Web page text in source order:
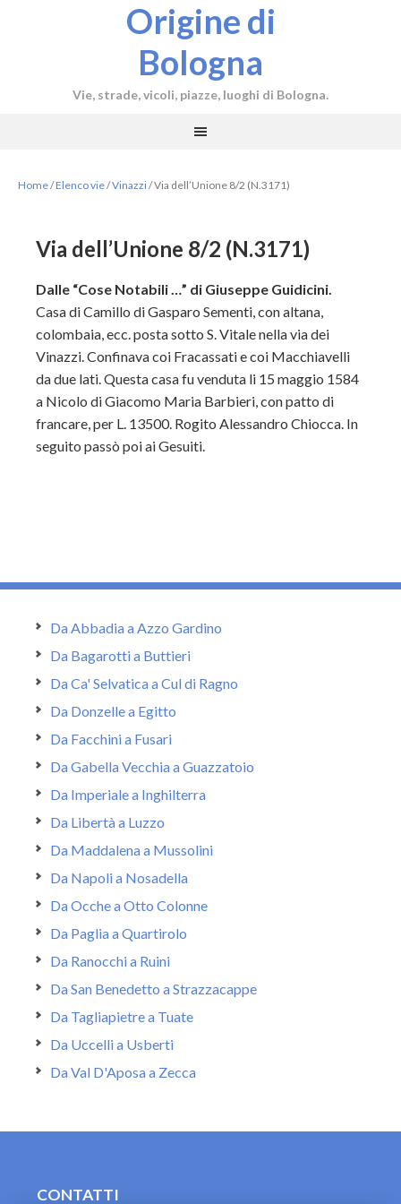
Origine di
Bologna
Vie, strade, vicoli, piazze, luoghi di Bologna.
Home/Elenco vie/Vinazzi/Via dell’Unione 8/2 (N.3171)
Via dell’Unione 8/2 (N.3171)
Dalle “Cose Notabili …” di Giuseppe Guidicini.
Casa di Camillo di Gasparo Sementi, con altana,
colombaia, ecc. posta sotto S. Vitale nella via dei
Vinazzi. Confinava coi Fracassati e coi Macchiavelli
da due lati. Questa casa fu venduta li 15 maggio 1584
a Nicolo di Giacomo Maria Barbieri, con patto di
francare, per L. 13500. Rogito Alessandro Chiocca. In
seguito passò poi ai Gesuiti.
Da Abbadia a Azzo Gardino
Da Bagarotti a Buttieri
Da Ca' Selvatica a Cul di Ragno
Da Donzelle a Egitto
Da Facchini a Fusari
Da Gabella Vecchia a Guazzatoio
Da Imperiale a Inghilterra
Da Libertà a Luzzo
Da Maddalena a Mussolini
Da Napoli a Nosadella
Da Ocche a Otto Colonne
Da Paglia a Quartirolo
Da Ranocchi a Ruini
Da San Benedetto a Strazzacappe
Da Tagliapietre a Tuate
Da Uccelli a Usberti
Da Val D'Aposa a Zecca
CONTATTI